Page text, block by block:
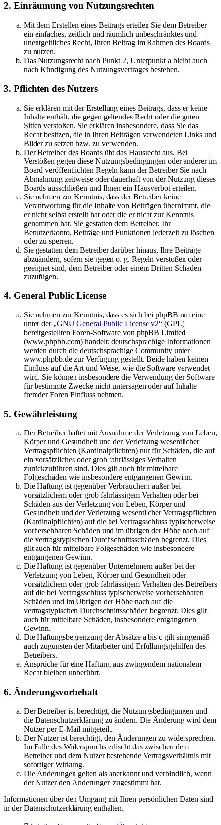
2. Einräumung von Nutzungsrechten
Mit dem Erstellen eines Beitrags erteilen Sie dem Betreiber
ein einfaches, zeitlich und räumlich unbeschränktes und
unentgeltliches Recht, Ihren Beitrag im Rahmen des Boards
zu nutzen.
Das Nutzungsrecht nach Punkt 2, Unterpunkt a bleibt auch
nach Kündigung des Nutzungsvertrages bestehen.
3. Pflichten des Nutzers
Sie erklären mit der Erstellung eines Beitrags, dass er keine
Inhalte enthält, die gegen geltendes Recht oder die guten
Sitten verstoßen. Sie erklären insbesondere, dass Sie das
Recht besitzen, die in Ihren Beiträgen verwendeten Links und
Bilder zu setzen bzw. zu verwenden.
Der Betreiber des Boards übt das Hausrecht aus. Bei
Verstößen gegen diese Nutzungsbedingungen oder anderer im
Board veröffentlichten Regeln kann der Betreiber Sie nach
Abmahnung zeitweise oder dauerhaft von der Nutzung dieses
Boards ausschließen und Ihnen ein Hausverbot erteilen.
Sie nehmen zur Kenntnis, dass der Betreiber keine
Verantwortung für die Inhalte von Beiträgen übernimmt, die
er nicht selbst erstellt hat oder die er nicht zur Kenntnis
genommen hat. Sie gestatten dem Betreiber, Ihr
Benutzerkonto, Beiträge und Funktionen jederzeit zu löschen
oder zu sperren.
Sie gestatten dem Betreiber darüber hinaus, Ihre Beiträge
abzuändern, sofern sie gegen o. g. Regeln verstoßen oder
geeignet sind, dem Betreiber oder einem Dritten Schaden
zuzufügen.
4. General Public License
Sie nehmen zur Kenntnis, dass es sich bei phpBB um eine
unter der „GNU General Public License v2“ (GPL)
bereitgestellten Foren-Software von phpBB Limited
(www.phpbb.com) handelt; deutschsprachige Informationen
werden durch die deutschsprachige Community unter
www.phpbb.de zur Verfügung gestellt. Beide haben keinen
Einfluss auf die Art und Weise, wie die Software verwendet
wird. Sie können insbesondere die Verwendung der Software
für bestimmte Zwecke nicht untersagen oder auf Inhalte
fremder Foren Einfluss nehmen.
5. Gewährleistung
Der Betreiber haftet mit Ausnahme der Verletzung von Leben,
Körper und Gesundheit und der Verletzung wesentlicher
Vertragspflichten (Kardinalpflichten) nur für Schäden, die auf
ein vorsätzliches oder grob fahrlässiges Verhalten
zurückzuführen sind. Dies gilt auch für mittelbare
Folgeschäden wie insbesondere entgangenen Gewinn.
Die Haftung ist gegenüber Verbrauchern außer bei
vorsätzlichem oder grob fahrlässigem Verhalten oder bei
Schäden aus der Verletzung von Leben, Körper und
Gesundheit und der Verletzung wesentlicher Vertragspflichten
(Kardinalpflichten) auf die bei Vertragsschluss typischerweise
vorhersehbaren Schäden und im übrigen der Höhe nach auf
die vertragstypischen Durchschnittsschäden begrenzt. Dies
gilt auch für mittelbare Folgeschäden wie insbesondere
entgangenen Gewinn.
Die Haftung ist gegenüber Unternehmern außer bei der
Verletzung von Leben, Körper und Gesundheit oder
vorsätzlichem oder grob fahrlässigem Verhalten des Betreibers
auf die bei Vertragsschluss typischerweise vorhersehbaren
Schäden und im Übrigen der Höhe nach auf die
vertragstypischen Durchschnittsschäden begrenzt. Dies gilt
auch für mittelbare Schäden, insbesondere entgangenen
Gewinn.
Die Haftungsbegrenzung der Absätze a bis c gilt sinngemäß
auch zugunsten der Mitarbeiter und Erfüllungsgehilfen des
Betreibers.
Ansprüche für eine Haftung aus zwingendem nationalem
Recht bleiben unberührt.
6. Änderungsvorbehalt
Der Betreiber ist berechtigt, die Nutzungsbedingungen und
die Datenschutzerklärung zu ändern. Die Änderung wird dem
Nutzer per E-Mail mitgeteilt.
Der Nutzer ist berechtigt, den Änderungen zu widersprechen.
Im Falle des Widerspruchs erlischt das zwischen dem
Betreiber und dem Nutzer bestehende Vertragsverhältnis mit
sofortiger Wirkung.
Die Änderungen gelten als anerkannt und verbindlich, wenn
der Nutzer den Änderungen zugestimmt hat.
Informationen über den Umgang mit Ihren persönlichen Daten sind
in der Datenschutzerklärung enthalten.